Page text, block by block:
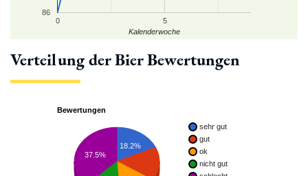
0 5
86
Kalenderwoche
Verteilung der Bier Bewertungen
Bewertungen
sehr gut
gut
ok
nicht gut
18.2%
37.5%